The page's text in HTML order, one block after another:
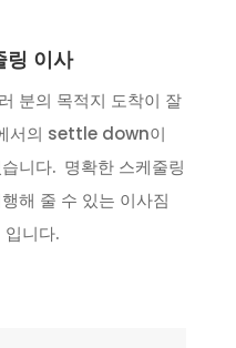
링 이사
분의 목적지 도착이 잘
서의 settle down이
니다. 명확한 스케줄링
해 줄 수 있는 이사짐
입니다.